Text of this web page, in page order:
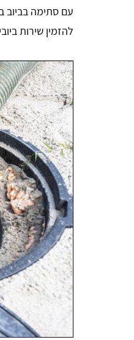
עם סתימה בביוב
להזמין שירות